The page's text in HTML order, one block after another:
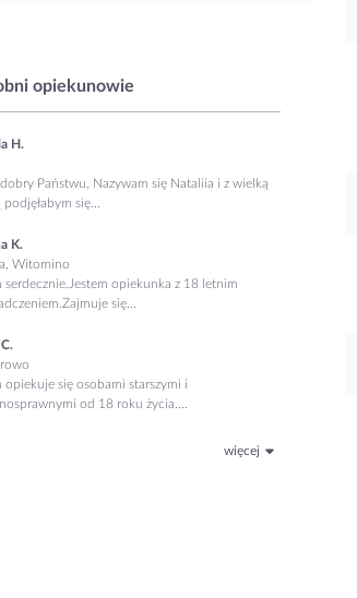
opiekunowie
H.
Państwu, Nazywam się Nataliia i z wielką
się...
K.
Witomino
serdecznie.Jestem opiekunka z 18 letnim
się...
opiekuje się osobami starszymi i
od 18 roku życia....
więcej